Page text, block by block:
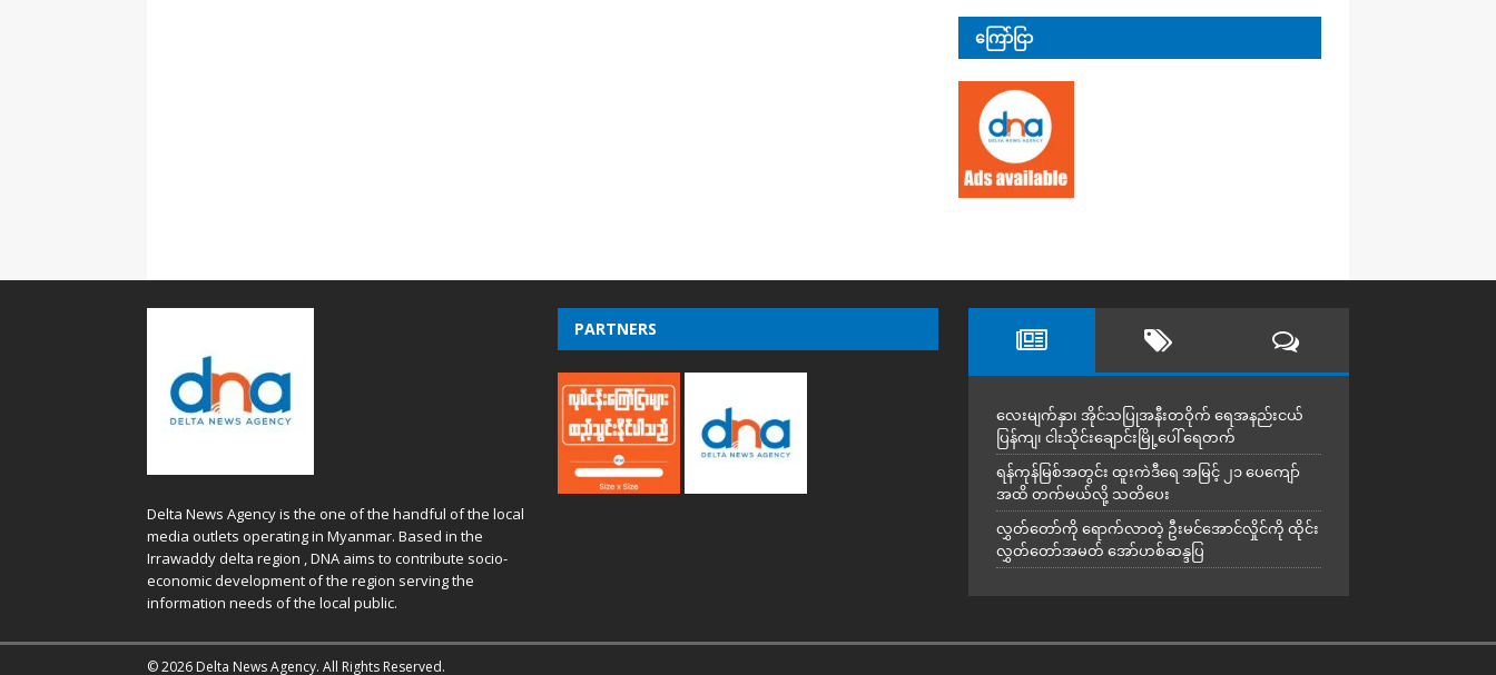
ကြော်ငြာ
Delta News Agency is the one of the handful of the local
media outlets operating in Myanmar. Based in the
Irrawaddy delta region , DNA aims to contribute socio-
economic development of the region serving the
information needs of the local public.
PARTNERS
လေးမျက်နှာ၊ အိုင်သပြုအနီးတဝိုက် ရေအနည်းငယ်
ပြန်ကျ၊ ငါးသိုင်းချောင်းမြို့ပေါ် ရေတက်
ရန်ကုန်မြစ်အတွင်း ထူးကဲဒီရေ အ​မြင့် ၂၁ ပေကျော်
အထိ တက်မယ်လို့ သတိပေး
လွှတ်တော်ကို ရောက်လာတဲ့ ဦးမင်အောင်လှိုင်ကို ထိုင်း
လွှတ်တော်အမတ် အော်ဟစ်ဆန္ဒပြ
© 2026 Delta News Agency. All Rights Reserved.